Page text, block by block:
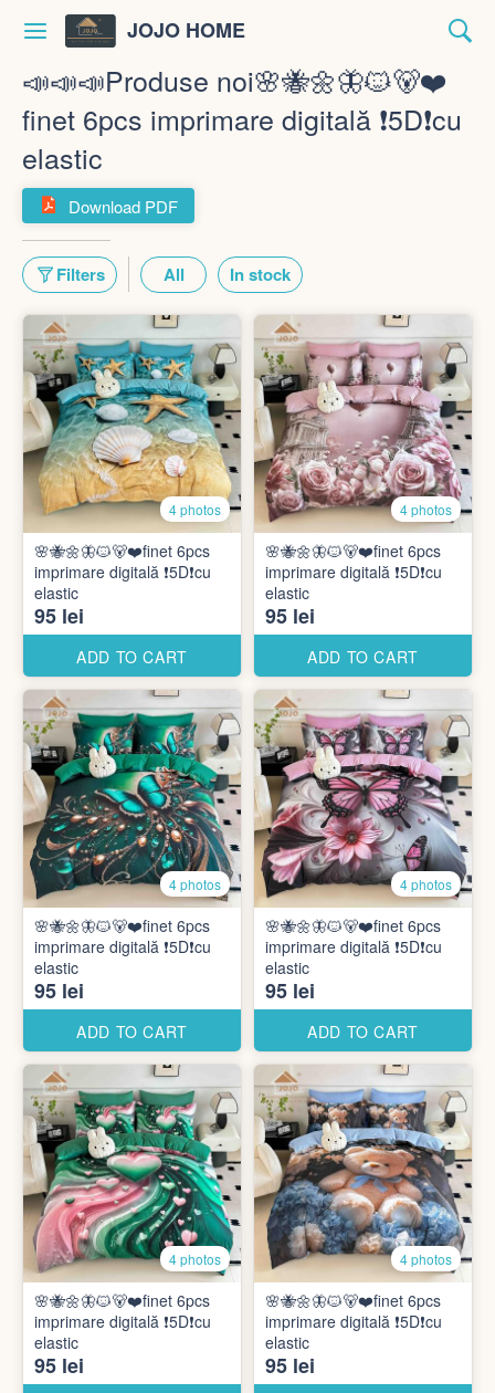
JOJO HOME
📣📣📣Produse noi🌸🐝🌼🦋🐱🐻❤️
finet 6pcs imprimare digitală ❗️5D❗️cu
elastic
Download PDF
Filters All In stock
4 photos
🌸🐝🌼🦋🐱🐻❤️finet 6pcs
imprimare digitală ❗️5D❗️cu
elastic
95 lei
ADD TO CART
4 photos
🌸🐝🌼🦋🐱🐻❤️finet 6pcs
imprimare digitală ❗️5D❗️cu
elastic
95 lei
ADD TO CART
4 photos
🌸🐝🌼🦋🐱🐻❤️finet 6pcs
imprimare digitală ❗️5D❗️cu
elastic
95 lei
ADD TO CART
4 photos
🌸🐝🌼🦋🐱🐻❤️finet 6pcs
imprimare digitală ❗️5D❗️cu
elastic
95 lei
ADD TO CART
4 photos
🌸🐝🌼🦋🐱🐻❤️finet 6pcs
imprimare digitală ❗️5D❗️cu
elastic
95 lei
4 photos
🌸🐝🌼🦋🐱🐻❤️finet 6pcs
imprimare digitală ❗️5D❗️cu
elastic
95 lei